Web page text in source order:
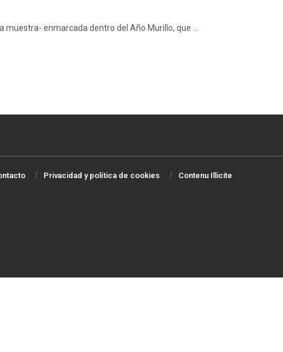
enmarcada dentro del Año Murillo, que ...
Privacidad y política de cookies Contenu Illicite